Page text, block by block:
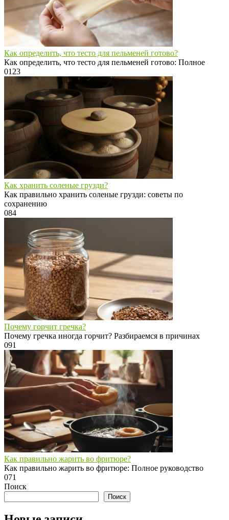
Как определить, что тесто для пельменей готово?
Как определить, что тесто для пельменей готово: Полное
0123
Как хранить соленые грузди?
Как правильно хранить соленые грузди: советы по
сохранению
084
Почему горчит гречка?
Почему гречка иногда горчит? Разбираемся в причинах
091
Как правильно жарить во фритюре?
Как правильно жарить во фритюре: Полное руководство
071
Поиск
Поиск